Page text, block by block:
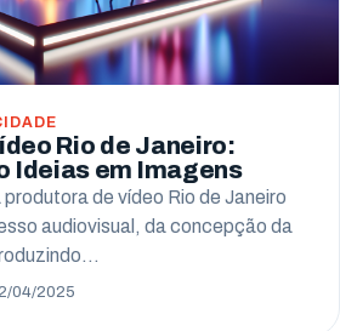
Rio de Janeiro:
Ideias em Imagens
de vídeo Rio de Janeiro
audiovisual, da concepção da
04/2025